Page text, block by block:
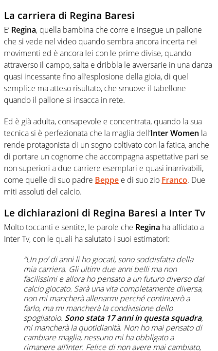
La carriera di Regina Baresi
E’ Regina, quella bambina che corre e insegue un pallone
che si vede nel video quando sembra ancora incerta nei
movimenti ed è ancora lei con le prime divise, quando
attraverso il campo, salta e dribbla le avversarie in una danza
quasi incessante fino all’esplosione della gioia, di quel
semplice ma atteso risultato, che smuove il tabellone
quando il pallone si insacca in rete.
Ed è già adulta, consapevole e concentrata, quando la sua
tecnica si è perfezionata che la maglia dell’Inter Women la
rende protagonista di un sogno coltivato con la fatica, anche
di portare un cognome che accompagna aspettative pari se
non superiori a due carriere esemplari e quasi inarrivabili,
come quelle di suo padre Beppe e di suo zio Franco. Due
miti assoluti del calcio.
Le dichiarazioni di Regina Baresi a Inter Tv
Molto toccanti e sentite, le parole che Regina ha affidato a
Inter Tv, con le quali ha salutato i suoi estimatori:
“Un po’ di anni li ho giocati, sono soddisfatta della
mia carriera. Gli ultimi due anni belli ma non
facilissimi e allora ho pensato a un futuro diverso dal
calcio giocato. Sarà una vita completamente diversa,
non mi mancherà allenarmi perché continuerò a
farlo, ma mi mancherà la condivisione dello
spogliatoio. Sono stata 17 anni in questa squadra,
mi mancherà la quotidianità. Non ho mai pensato di
cambiare maglia, nessuno mi ha obbligato a
rimanere all’Inter. Felice di non avere mai cambiato,